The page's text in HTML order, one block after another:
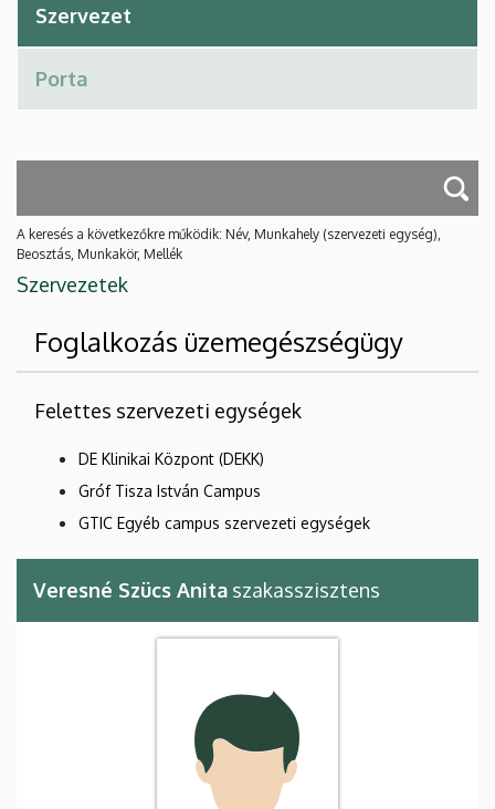
A keresés a következőkre működik: Név, Munkahely (szervezeti egység),
Beosztás, Munkakör, Mellék
Szervezetek
Foglalkozás üzemegészségügy
Felettes szervezeti egységek
DE Klinikai Központ (DEKK)
Gróf Tisza István Campus
GTIC Egyéb campus szervezeti egységek
Veresné Szücs Anita szakasszisztens